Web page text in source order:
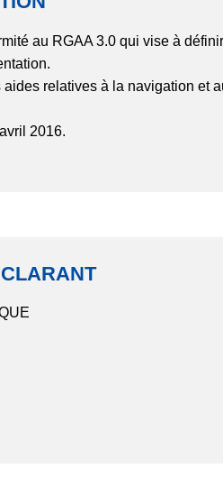
au RGAA 3.0 qui vise à
relatives à la navigation et
2016.